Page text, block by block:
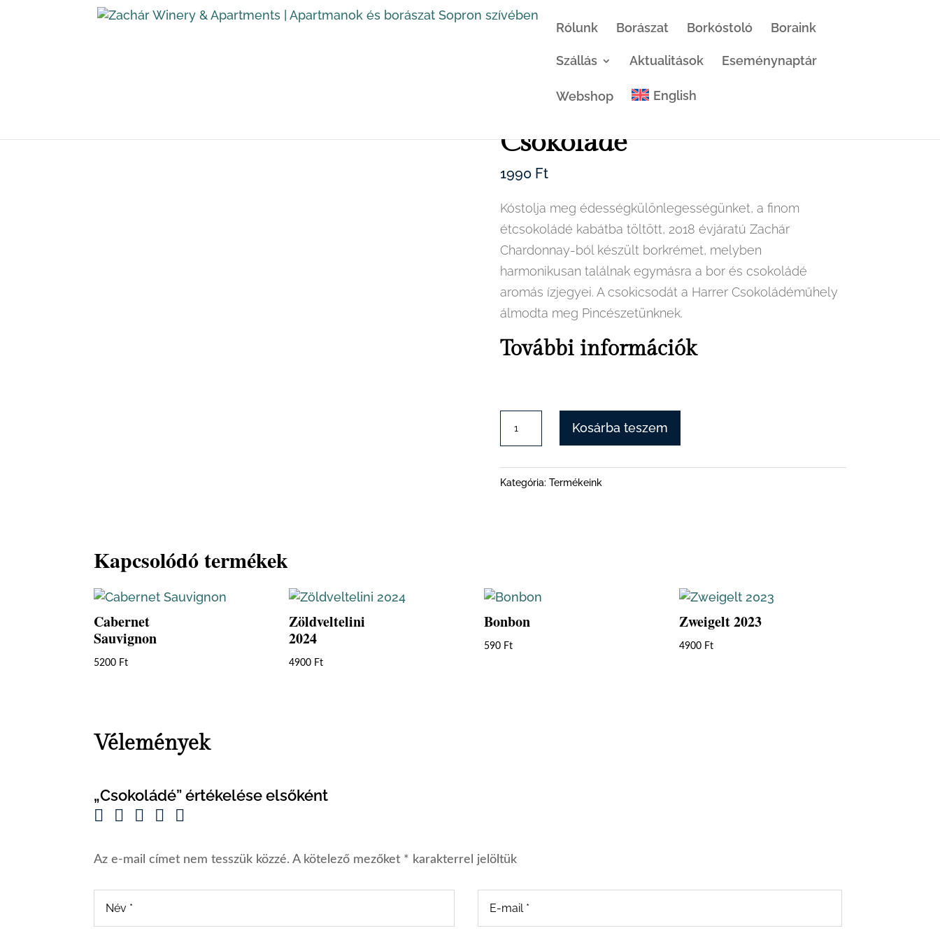
Rólunk Borászat Borkóstoló Boraink
Szállás Aktualitások Eseménynaptár
Webshop English
→ Csokoládé
Csokoládé
1990 Ft
Kóstolja meg édességkülönlegességünket, a finom
étcsokoládé kabátba töltött, 2018 évjáratú Zachár
Chardonnay-ból készült borkrémet, melyben
harmonikusan találnak egymásra a bor és csokoládé
aromás ízjegyei. A csokicsodát a Harrer Csokoládéműhely
álmodta meg Pincészetünknek.
További információk
Kosárba teszem
Kategória: Termékeink
Kapcsolódó termékek
Cabernet
Sauvignon
5200 Ft
Zöldveltelini
2024
4900 Ft
Bonbon
590 Ft
Zweigelt 2023
4900 Ft
Vélemények
„Csokoládé” értékelése elsőként
Az e-mail címet nem tesszük közzé. A kötelező mezőket * karakterrel jelöltük